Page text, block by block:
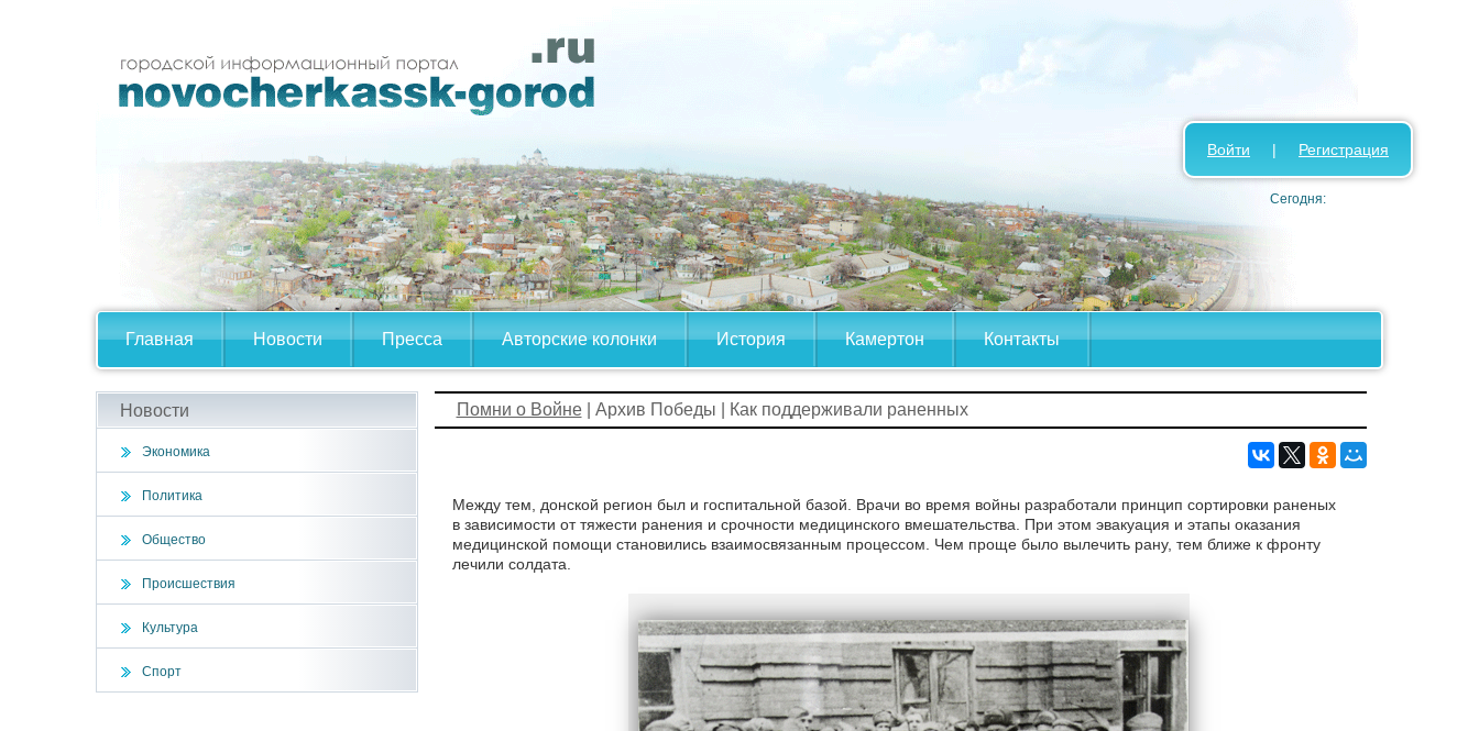
Главная Новости Пресса Авторские колонки История Камертон Контакты
Войти | Регистрация
Сегодня:
Новости
Экономика
Политика
Общество
Происшествия
Культура
Спорт
Помни о Войне| Архив Победы | Как поддерживали раненных
Между тем, донской регион был и госпитальной базой. Врачи во время войны разработали принцип сортировки раненых
в зависимости от тяжести ранения и срочности медицинского вмешательства. При этом эвакуация и этапы оказания
медицинской помощи становились взаимосвязанным процессом. Чем проще было вылечить рану, тем ближе к фронту
лечили солдата.